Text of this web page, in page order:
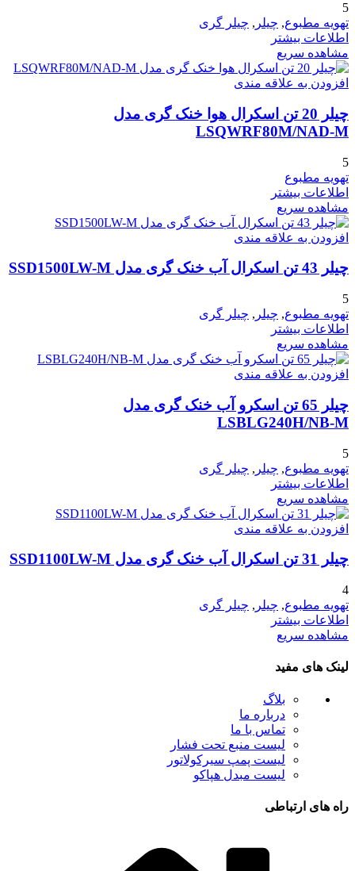
5
تهویه مطبوع, چیلر , چیلر گری
اطلاعات بیشتر
مشاهده سریع
افزودن به علاقه مندی
چیلر 20 تن اسکرال هوا خنک گری مدل
LSQWRF80M/NAD-M
5
تهویه مطبوع
اطلاعات بیشتر
مشاهده سریع
افزودن به علاقه مندی
چیلر 43 تن اسکرال آب خنک گری مدل SSD1500LW-M
5
تهویه مطبوع, چیلر , چیلر گری
اطلاعات بیشتر
مشاهده سریع
افزودن به علاقه مندی
چیلر 65 تن اسکرو آب خنک گری مدل
LSBLG240H/NB-M
5
تهویه مطبوع, چیلر , چیلر گری
اطلاعات بیشتر
مشاهده سریع
افزودن به علاقه مندی
چیلر 31 تن اسکرال آب خنک گری مدل SSD1100LW-M
4
تهویه مطبوع, چیلر , چیلر گری
اطلاعات بیشتر
مشاهده سریع
لینک های مفید
بلاگ
درباره ما
تماس با ما
لیست منبع تحت فشار
لیست پمپ سیرکولاتور
لیست مبدل هپاکو
راه های ارتباطی